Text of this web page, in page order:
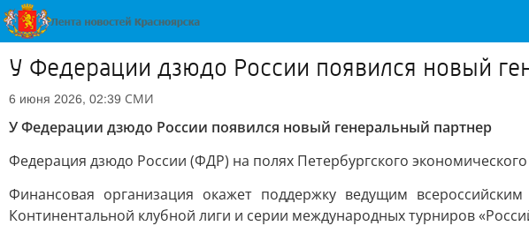
У Федерации дзюдо России появился новый
6 июня 2026, 02:39 СМИ
У Федерации дзюдо России появился новый генеральный партнер
Федерация дзюдо России (ФДР) на полях Петербургского
Финансовая организация окажет поддержку ведущим
Континентальной клубной лиги и серии международных турниров